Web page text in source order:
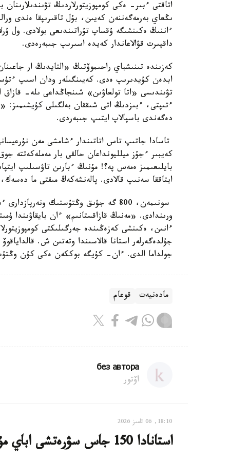
اتاقتى ءبىر- ەكى كومپوزيتورلاردىڭ
ىڭعاي بەرمەگەننەن كەيىن، بۇل تاقىرىپقا ەندى
ءاننىڭ ەكىنشىگە ۇقساپ تۇراتىندىعى بولادى. ول
داقپىرت قۋالاعاندار كەيدە اسىرىپ جىبەرەدى.
كەزىندە تىنىشباي راحىموۆتىڭ «التايدىڭ ار
ابدەن كۇيدىرىپ ەدى. كەيىنگىلەر ودان اسىپ
تۋىندىسى «اتا تولعاۋىن» شىنجاڭداعى ىلە- قازاق
ءتىپتى، ءبىزدىڭ اتى شىققان بەلگىلى كۇيشىمىز:
دەگەندى باسپالاپ ايتىپ جىبەردى.
تاسادا جاتىپ تاس اتاتىندار ءشامشى مەن
كەيبىر ءجۇز ميلليونداعان حالقى بار
بايلىعىمىز ەمەس پە؟! مۇنىڭ ءبارىن تاۋسىلىپ
ايتاققا سەنىپ قالادى. پالەنشەكەڭ مىقتى ما
سونىمەن، 800 گە جۋىق وڭتۇستىك
ورىندادى. «مەنىڭ قازاقستانىم» ءان بايقاۋىندا
ءانىن، ەكىنشى كەزەڭىندە جەرگىلىكتى
جۇلدەگەرلەر استانا قالاسىندا وتەتىن ش.
جولداما الدى. ءان- كۇيگە بوككەن ەكى كۇن
مادەنيەت قوعام
без автора
اۆتور
18:10, 06 تامىز 2026
استانادا 150 جاس سۋرەتشى اباي مۇراسىن قىلقالاممەن دارىپتەدى